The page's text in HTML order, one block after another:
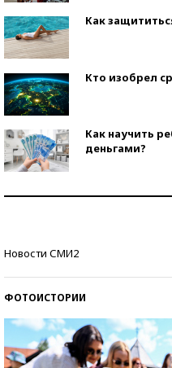
Как
Кто изобрел
Как научить
деньгами?
Новости СМИ2
ФОТОИСТОРИИ